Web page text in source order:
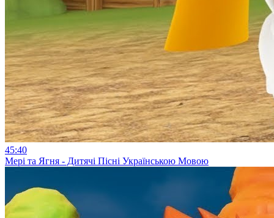
45:40
Мері та Ягня - Дитячі Пісні Українською Мовою